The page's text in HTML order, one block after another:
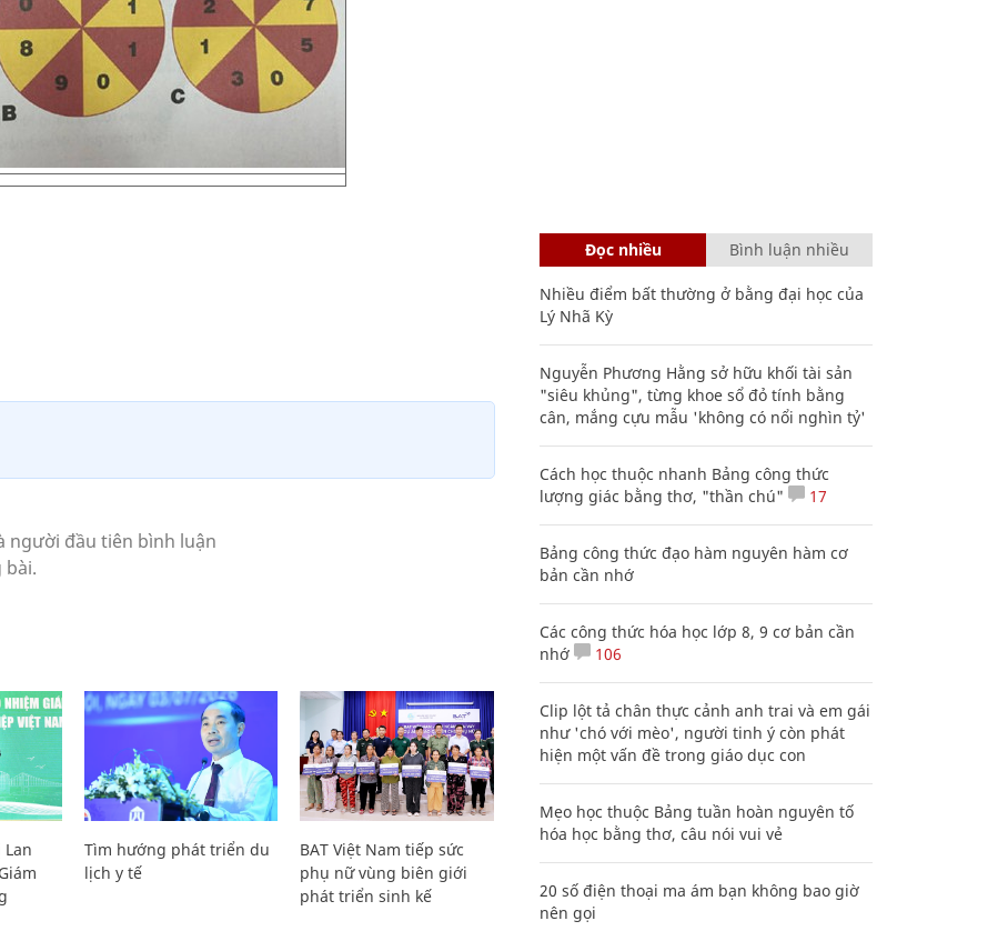
Lan
Tìm hướng phát triển du
lịch y tế
BAT Việt Nam tiếp sức
phụ nữ vùng biên giới
phát triển sinh kế
Đọc nhiều Bình luận nhiều
Nhiều điểm bất thường ở bằng đại học của
Lý Nhã Kỳ
Nguyễn Phương Hằng sở hữu khối tài sản
"siêu khủng", từng khoe sổ đỏ tính bằng
cân, mắng cựu mẫu 'không có nổi nghìn tỷ'
Cách học thuộc nhanh Bảng công thức
lượng giác bằng thơ, "thần chú"
17
Bảng công thức đạo hàm nguyên hàm cơ
bản cần nhớ
Các công thức hóa học lớp 8, 9 cơ bản cần
nhớ
106
Clip lột tả chân thực cảnh anh trai và em gái
như 'chó với mèo', người tinh ý còn phát
hiện một vấn đề trong giáo dục con
Mẹo học thuộc Bảng tuần hoàn nguyên tố
hóa học bằng thơ, câu nói vui vẻ
20 số điện thoại ma ám bạn không bao giờ
nên gọi